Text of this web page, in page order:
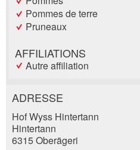
Pommes de terre
Pruneaux
AFFILIATIONS
Autre affiliation
Annonces
Vos commentaires sont
Recommander
Recommandez cette
Réservation
ADRESSE
Hof Wyss Hintertann
Hintertann
6315 Oberägeri